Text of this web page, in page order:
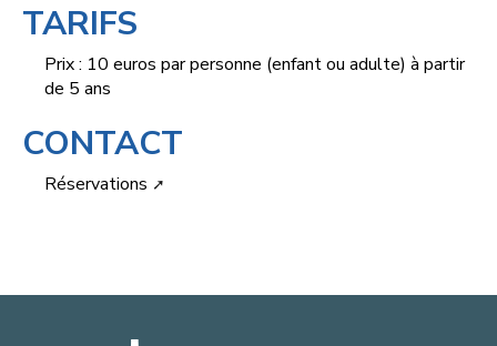
TARIFS
Prix : 10 euros par personne (enfant ou adulte) à partir
de 5 ans
CONTACT
Réservations